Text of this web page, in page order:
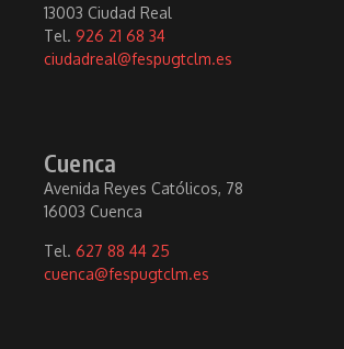
13003 Ciudad Real
Tel. 926 21 68 34
ciudadreal@fespugtclm.es
Cuenca
Avenida Reyes Católicos, 78
16003 Cuenca
Tel. 627 88 44 25
cuenca@fespugtclm.es